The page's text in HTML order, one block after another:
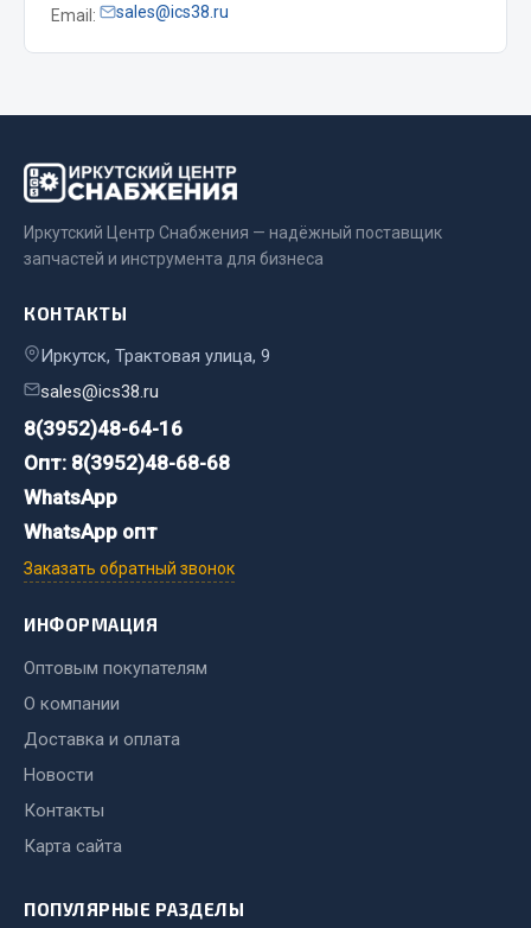
Система питания
Подвеска
Двери
Двигатель
Показать ещё
Весь раздел
Запчасти Урал
Двигатель
Мост задний
Система питания
Система выпуска газа
Система охлаждения
Тормозная система
Весь раздел
Запчасти ЯМЗ
Система питания
Email:
sales@ics38.ru
Иркутский Центр Снабжения — надёжный поставщик
запчастей и инструмента для бизнеса
КОНТАКТЫ
Иркутск, Трактовая улица, 9
sales@ics38.ru
8(3952)48-64-16
Опт: 8(3952)48-68-68
WhatsApp
WhatsApp опт
Заказать обратный звонок
ИНФОРМАЦИЯ
Оптовым покупателям
О компании
Доставка и оплата
Новости
Контакты
Карта сайта
ПОПУЛЯРНЫЕ РАЗДЕЛЫ